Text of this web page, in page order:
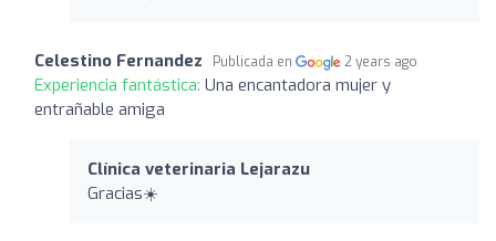
Celestino Fernandez Publicada en 2 years ago
Experiencia fantástica: Una encantadora mujer y
entrañable amiga
Clínica veterinaria Lejarazu
Gracias☀️